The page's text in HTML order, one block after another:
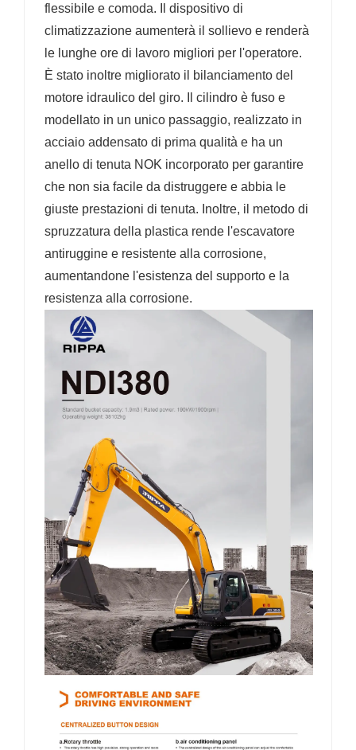
flessibile e comoda. Il dispositivo di
climatizzazione aumenterà il sollievo e renderà
le lunghe ore di lavoro migliori per l'operatore.
È stato inoltre migliorato il bilanciamento del
motore idraulico del giro. Il cilindro è fuso e
modellato in un unico passaggio, realizzato in
acciaio addensato di prima qualità e ha un
anello di tenuta NOK incorporato per garantire
che non sia facile da distruggere e abbia le
giuste prestazioni di tenuta. Inoltre, il metodo di
spruzzatura della plastica rende l'escavatore
antiruggine e resistente alla corrosione,
aumentandone l'esistenza del supporto e la
resistenza alla corrosione.